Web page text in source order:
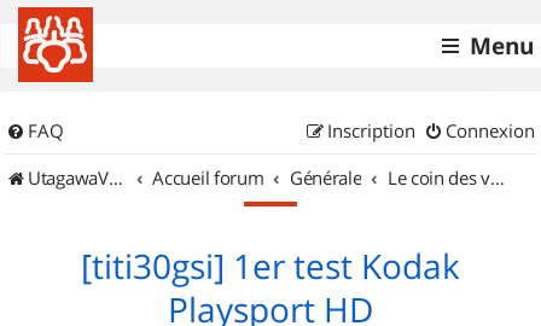
Menu
FAQ Connexion
Inscription
UtagawaVTT (Randos VTT et VTTAE avec traces GPS)
Accueil forum Générale Le coin des vidéastes
[titi30gsi] 1er test Kodak
Playsport HD